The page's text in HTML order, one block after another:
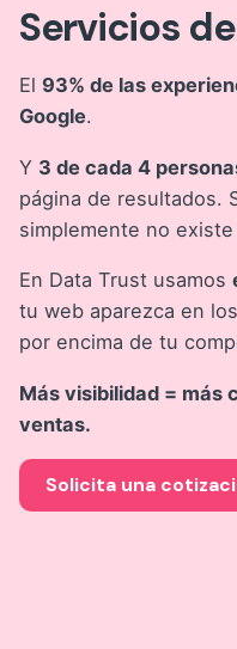
Servicios de
El 93% de las
Google.
Y 3 de cada 4
página de resultados.
simplemente no
En Data Trust usamos
tu web aparezca en
por encima de tu
Más visibilidad = más
ventas.
Solicita una